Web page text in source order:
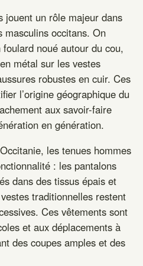
jouent un rôle majeur dans
masculins occitans. On
noué autour du cou,
métal sur les vestes
robustes en cuir. Ces
l’origine géographique du
aux savoir-faire
en génération.
les tenues hommes
: les pantalons
dans des tissus épais et
traditionnelles restent
Ces vêtements sont
et aux déplacements à
des coupes amples et des